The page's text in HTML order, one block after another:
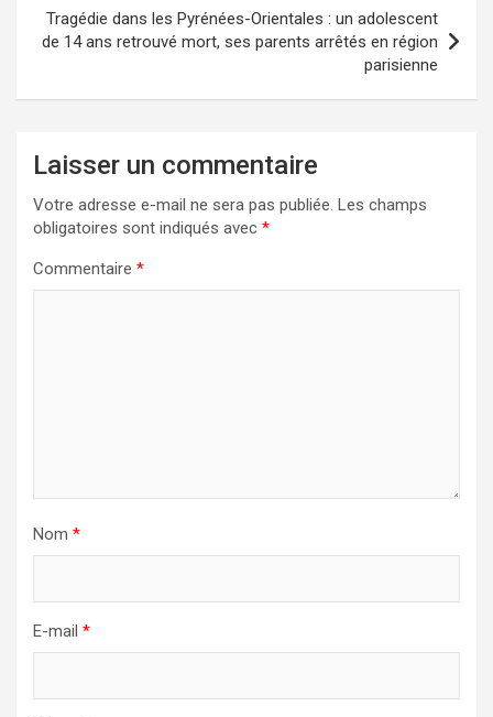
Tragédie dans les Pyrénées-Orientales : un adolescent
de 14 ans retrouvé mort, ses parents arrêtés en région
parisienne
Laisser un commentaire
Votre adresse e-mail ne sera pas publiée. Les champs
obligatoires sont indiqués avec *
Commentaire *
Nom *
E-mail *